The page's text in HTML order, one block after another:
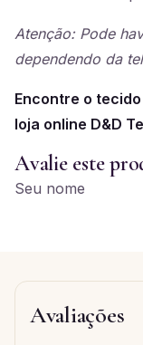
Atenção: Pode
dependendo da
Encontre o
loja online D&D
Avalie este
Seu nome
Avaliações